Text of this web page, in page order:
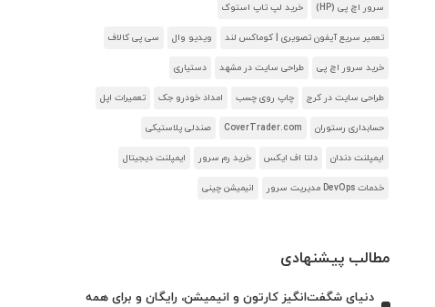
سرور اچ پی (HP) خرید لپ تاپ استوک
تعمیر سریع آیفون تصویری | کوماکس لند ویدیو وال سی پی کالاف
خرید سرور اچ پی طراحی سایت در مشهد دستیاری
طراحی سایت در کرج چاپ روی چسب امداد خودرو جک تعمیرات اپل
حسابداری رستوران CoverTrader.com صندلی پلاستیکی
ایمپلنت دندان دلتا اف ایکس خرید رم سرور ایمپلنت دیجیتال
خدمات DevOps مدیریت سرور انیمیشن چینی
مطالب پیشنهادی
دنیای شگفت‌انگیز کارتون و انیمیشن، رایگان و برای همه